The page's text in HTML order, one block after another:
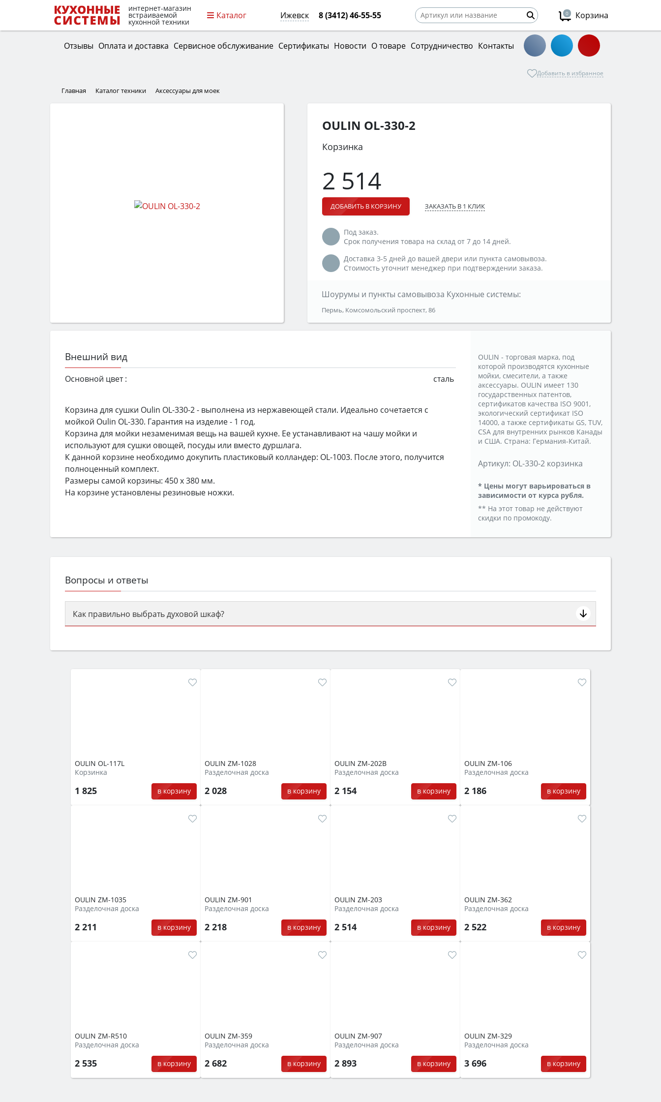
интернет-магазин
встраиваемой
кухонной техники
Каталог Ижевск 8 (3412) 46-55-55 0 Корзина
Отзывы Оплата и доставка Сервисное обслуживание Сертификаты Новости О товаре Сотрудничество Контакты
Добавить в избранное
Главная Каталог техники Аксессуары для моек
OULIN OL-330-2
Корзинка
2 514
ДОБАВИТЬ В КОРЗИНУ ЗАКАЗАТЬ В 1 КЛИК
Под заказ.
Срок получения товара на склад от 7 до 14 дней.
Доставка 3-5 дней до вашей двери или пункта самовывоза.
Стоимость уточнит менеджер при подтверждении заказа.
Шоурумы и пункты самовывоза Кухонные системы:
Пермь, Комсомольский проспект, 86
Внешний вид
Основной цвет : сталь
Корзина для сушки Oulin OL-330-2 - выполнена из нержавеющей стали. Идеально сочетается с
мойкой Oulin OL-330. Гарантия на изделие - 1 год.
Корзина для мойки незаменимая вещь на вашей кухне. Ее устанавливают на чашу мойки и
используют для сушки овощей, посуды или вместо дуршлага.
К данной корзине необходимо докупить пластиковый колландер: OL-1003. После этого, получится
полноценный комплект.
Размеры самой корзины: 450 x 380 мм.
На корзине установлены резиновые ножки.
OULIN - торговая марка, под
которой производятся кухонные
мойки, смесители, а также
аксессуары. OULIN имеет 130
государственных патентов,
сертификатов качества ISO 9001,
экологический сертификат ISO
14000, а также сертификаты GS, TUV,
CSA для внутренних рынков Канады
и США. Страна: Германия-Китай.
Артикул: OL-330-2 корзинка
* Цены могут варьироваться в
зависимости от курса рубля.
** На этот товар не действуют
скидки по промокоду.
Вопросы и ответы
Как правильно выбрать духовой шкаф?
семьи, класс энергопотребления не ниже A и нужные функции (конвекция, гриль, самоочистка, защита от детей).
OULIN OL-117L
Корзинка
1 825 в корзину
OULIN ZM-1028
Разделочная доска
2 028 в корзину
OULIN ZM-202B
Разделочная доска
2 154 в корзину
OULIN ZM-106
Разделочная доска
2 186 в корзину
OULIN ZM-1035
Разделочная доска
2 211 в корзину
OULIN ZM-901
Разделочная доска
2 218 в корзину
OULIN ZM-203
Разделочная доска
2 514 в корзину
OULIN ZM-362
Разделочная доска
2 522 в корзину
OULIN ZM-R510
Разделочная доска
2 535 в корзину
OULIN ZM-359
Разделочная доска
2 682 в корзину
OULIN ZM-907
Разделочная доска
2 893 в корзину
OULIN ZM-329
Разделочная доска
3 696 в корзину